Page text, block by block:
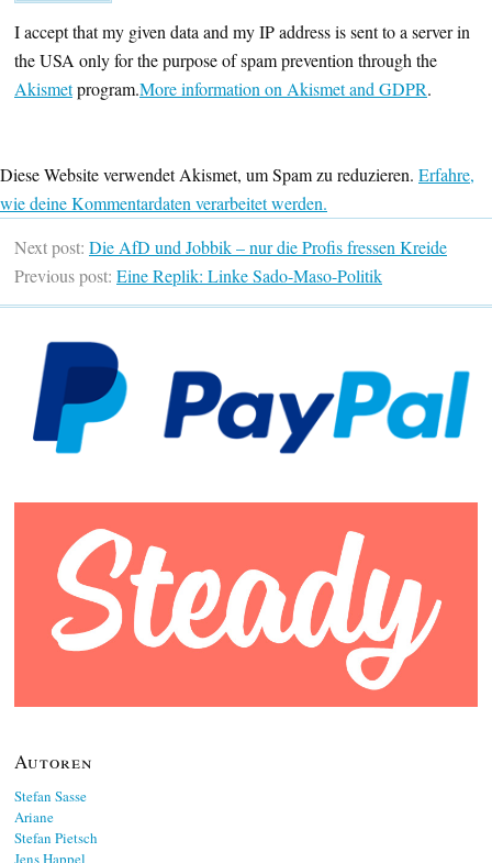
I accept that my given data and my IP address is sent to a server in
the USA only for the purpose of spam prevention through the
Akismetprogram.More information on Akismet and GDPR.
Diese Website verwendet Akismet, um Spam zu reduzieren. Erfahre,
wie deine Kommentardaten verarbeitet werden.
Next post: Die AfD und Jobbik – nur die Profis fressen Kreide
Previous post: Eine Replik: Linke Sado-Maso-Politik
Autoren
Stefan Sasse
Ariane
Stefan Pietsch
Jens Happel